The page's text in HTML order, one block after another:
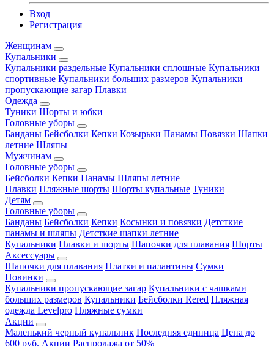
Вход
Регистрация
Женщинам
Купальники
Купальники раздельные Купальники сплошные Купальники
спортивные Купальники больших размеров Купальники
пропускающие загар Плавки
Одежда
Туники Шорты и юбки
Головные уборы
Банданы Бейсболки Кепки Козырьки Панамы Повязки Шапки
летние Шляпы
Мужчинам
Головные уборы
Бейсболки Кепки Панамы Шляпы летние
Плавки Пляжные шорты Шорты купальные Туники
Детям
Головные уборы
Банданы Бейсболки Кепки Косынки и повязки Детсткие
панамы и шляпы Детсткие шапки летние
Купальники Плавки и шорты Шапочки для плавания Шорты
Аксессуары
Шапочки для плавания Платки и палантины Сумки
Новинки
Купальники пропускающие загар Купальники с чашками
больших размеров Купальники Бейсболки Rered Пляжная
одежда Levelpro Пляжные сумки
Акции
Маленький черный купальник Последняя единица Цена до
600 руб. Акции Распродажа от 50%